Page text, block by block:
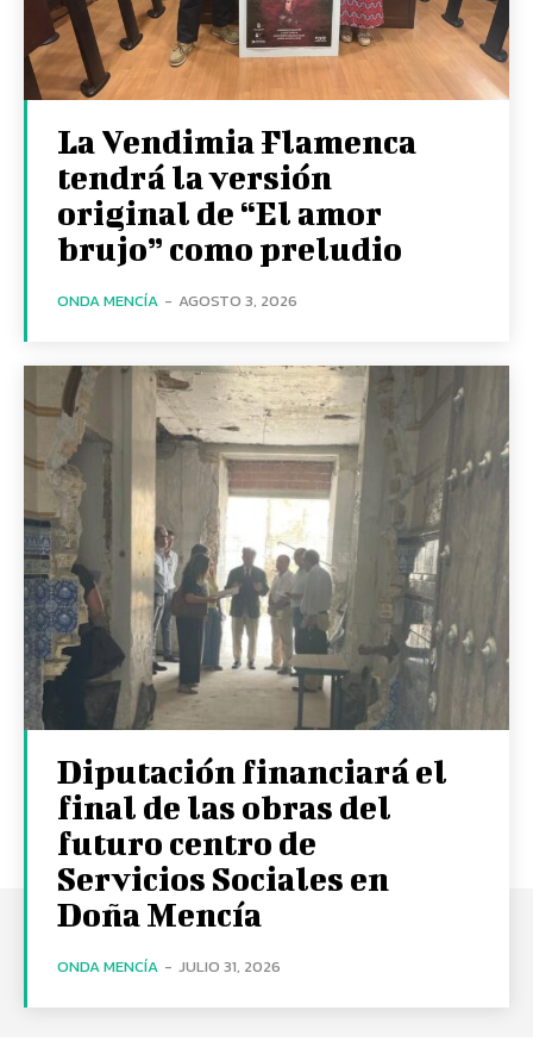
La Vendimia Flamenca
tendrá la versión
original de “El amor
brujo” como preludio
ONDA MENCÍA - AGOSTO 3, 2026
Diputación financiará el
final de las obras del
futuro centro de
Servicios Sociales en
Doña Mencía
ONDA MENCÍA - JULIO 31, 2026